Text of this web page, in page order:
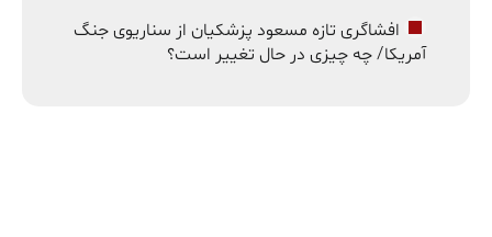
افشاگری تازه مسعود پزشکیان از سناریوی جنگ
آمریکا/ چه چیزی در حال تغییر است؟